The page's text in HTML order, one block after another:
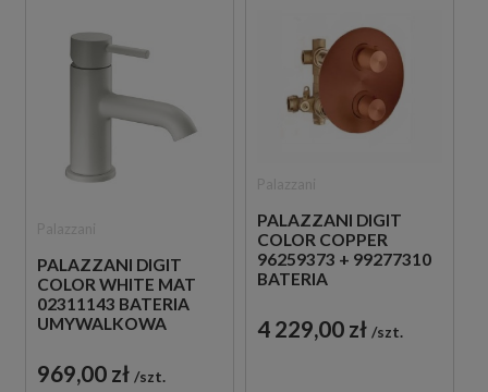
PALAZZANI DIGIT
COLOR WHITE MAT
02311143 BATERIA
UMYWALKOWA
JEDNOUCHWYTOWA
BIAŁA
969,00 zł szt.
PALAZZANI DIGIT
COLOR COPPER
96259373 + 99277310
BATERIA
TERMOSTATEM
MIEDZIANA
4 229,00 zł szt.